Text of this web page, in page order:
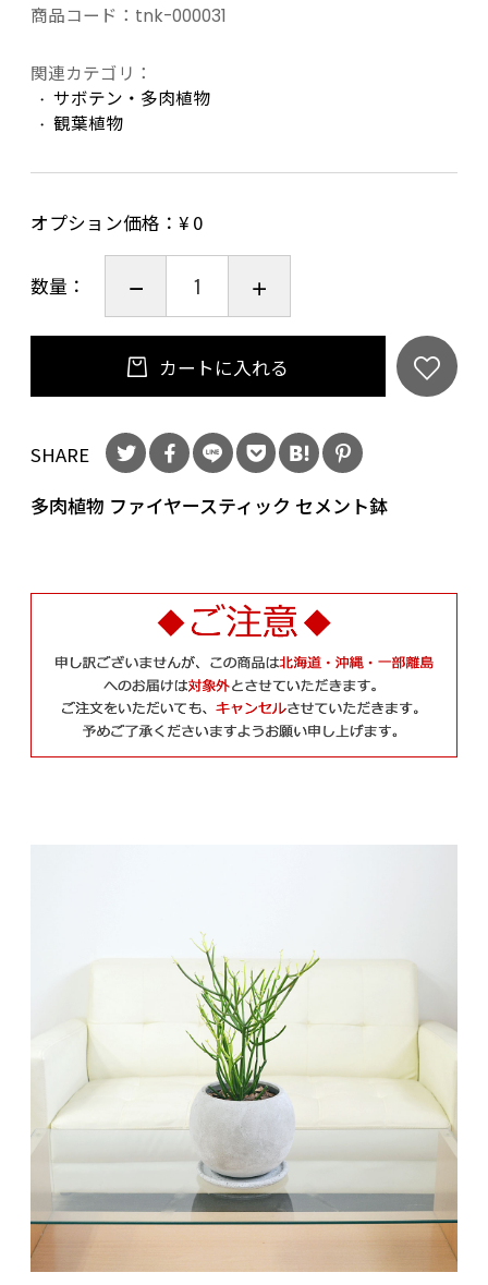
商品コード： tnk-000031
関連カテゴリ：
サボテン・多肉植物
観葉植物
オプション価格：¥ 0
数量：
カートに入れる
SHARE
多肉植物 ファイヤースティック セメント鉢